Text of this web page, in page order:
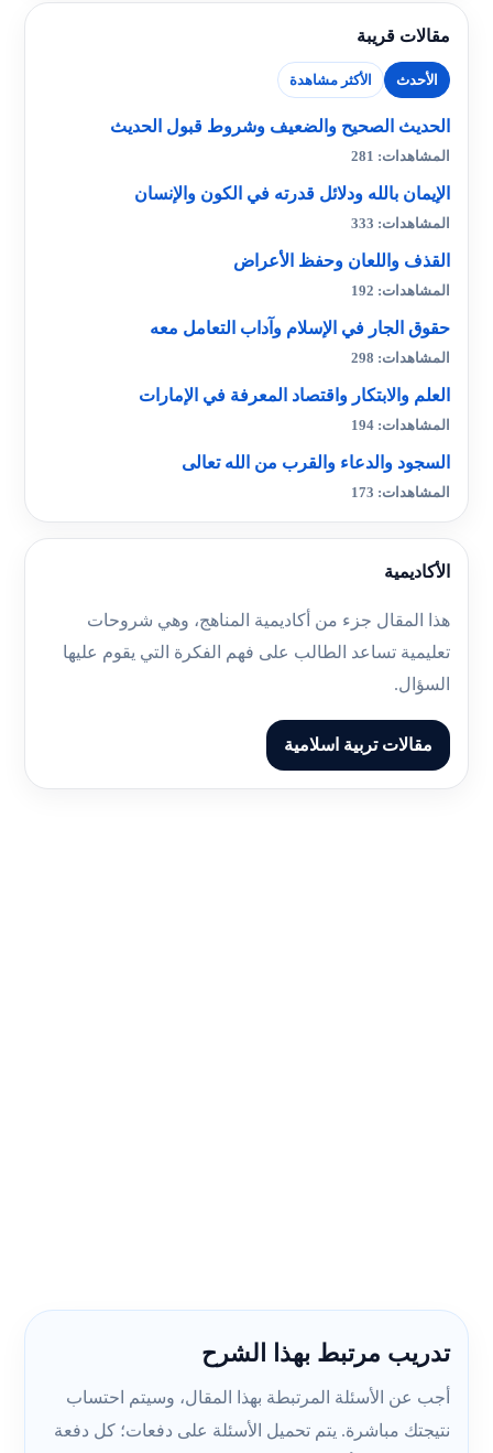
مقالات قريبة
الأحدث الأكثر مشاهدة
الحديث الصحيح والضعيف وشروط قبول الحديث
المشاهدات: 281
الإيمان بالله ودلائل قدرته في الكون والإنسان
المشاهدات: 333
القذف واللعان وحفظ الأعراض
المشاهدات: 192
حقوق الجار في الإسلام وآداب التعامل معه
المشاهدات: 298
العلم والابتكار واقتصاد المعرفة في الإمارات
المشاهدات: 194
السجود والدعاء والقرب من الله تعالى
المشاهدات: 173
الأكاديمية
هذا المقال جزء من أكاديمية المناهج، وهي شروحات
تعليمية تساعد الطالب على فهم الفكرة التي يقوم عليها
السؤال.
مقالات تربية اسلامية
تدريب مرتبط بهذا الشرح
أجب عن الأسئلة المرتبطة بهذا المقال، وسيتم احتساب
نتيجتك مباشرة. يتم تحميل الأسئلة على دفعات؛ كل دفعة